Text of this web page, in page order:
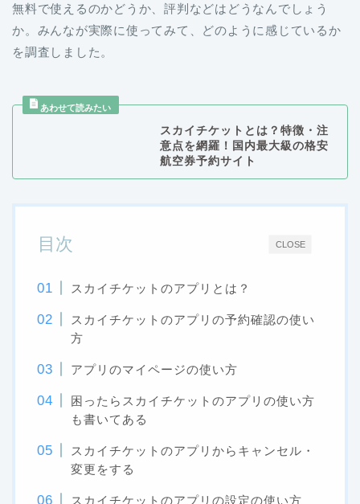
無料で使えるのかどうか、評判などはどうなんでしょう
か。みんなが実際に使ってみて、どのように感じているか
を調査しました。
スカイチケットとは？特徴・注
意点を網羅！国内最大級の格安
航空券予約サイト
CLOSE
目次
スカイチケットのアプリとは？
スカイチケットのアプリの予約確認の使い
方
アプリのマイページの使い方
困ったらスカイチケットのアプリの使い方
も書いてある
スカイチケットのアプリからキャンセル・
変更をする
スカイチケットのアプリの設定の使い方